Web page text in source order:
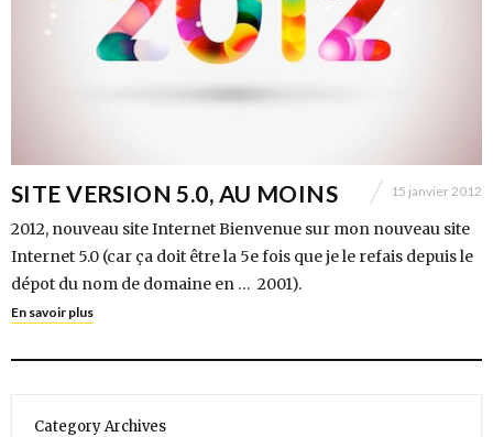
SITE VERSION 5.0, AU MOINS 15 janvier 2012
2012, nouveau site Internet Bienvenue sur mon nouveau site
Internet 5.0 (car ça doit être la 5e fois que je le refais depuis le
dépot du nom de domaine en … 2001).
En savoir plus
Category Archives